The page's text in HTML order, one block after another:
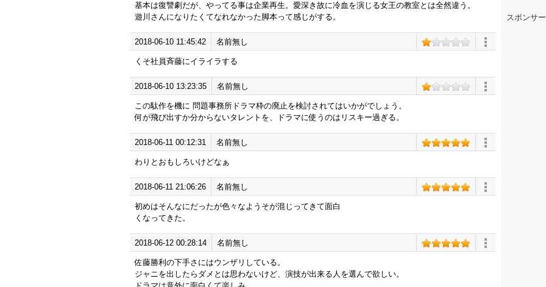
基本は復讐劇だが、やってる事は企業再生。愛深き故に冷血を演じる女王の教室とは全然違う。
遊川さんになりたくてなれなかった脚本って感じがする。
2018-06-10 11:45:42 名前無し
くそ社員斉藤にイライラする
2018-06-10 13:23:35 名前無し
この駄作を機に 問題事務所ドラマ枠の廃止を検討されてはいかがでしょう。
何が飛び出すか分からないタレントを、ドラマに使うのはリスキー過ぎる。
2018-06-11 00:12:31 名前無し
わりとおもしろいけどなぁ
2018-06-11 21:06:26 名前無し
初めはそんなにだったが色々なようそが混じってきて面白
くなってきた。
2018-06-12 00:28:14 名前無し
佐藤勝利の下手さにはウンザリしている。
ジャニを出したらダメとは思わないけど、演技が出来る人を選んで欲しい。
スポンサ